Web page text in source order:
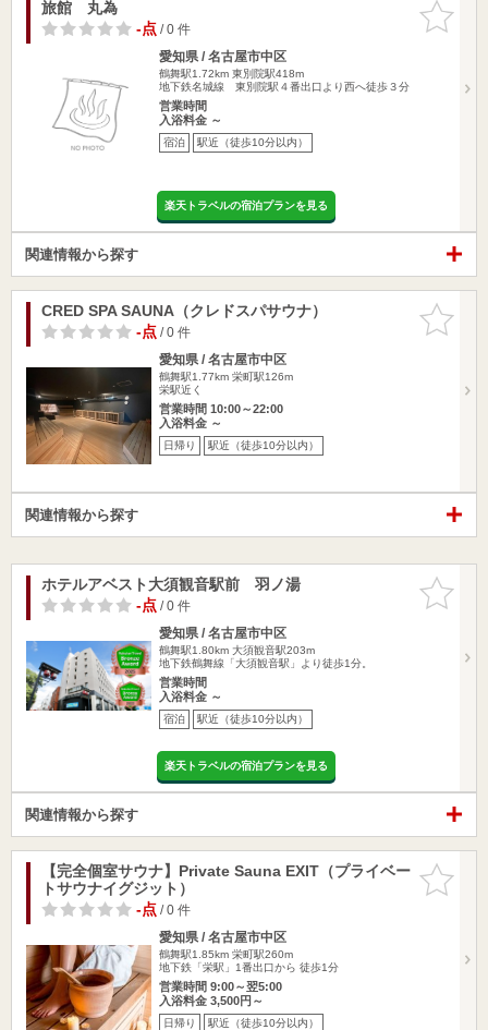
お気に入
りに追加
旅館 丸為
-点/ 0 件
愛知県 / 名古屋市中区
鶴舞駅1.72km 東別院駅418m
地下鉄名城線 東別院駅４番出口より西へ徒歩３分
営業時間
入浴料金 ～
宿泊 駅近（徒歩10分以内）
楽天トラベルの宿泊プランを見る
関連情報から探す
お気に入
りに追加
CRED SPA SAUNA（クレドスパサウナ）
-点/ 0 件
愛知県 / 名古屋市中区
鶴舞駅1.77km 栄町駅126m
栄駅近く
営業時間 10:00～22:00
入浴料金 ～
日帰り 駅近（徒歩10分以内）
関連情報から探す
お気に入
りに追加
ホテルアベスト大須観音駅前 羽ノ湯
-点/ 0 件
愛知県 / 名古屋市中区
鶴舞駅1.80km 大須観音駅203m
地下鉄鶴舞線「大須観音駅」より徒歩1分。
営業時間
入浴料金 ～
宿泊 駅近（徒歩10分以内）
楽天トラベルの宿泊プランを見る
関連情報から探す
お気に入
りに追加
【完全個室サウナ】Private Sauna EXIT（プライベー
トサウナイグジット）
-点/ 0 件
愛知県 / 名古屋市中区
鶴舞駅1.85km 栄町駅260m
地下鉄「栄駅」1番出口から 徒歩1分
営業時間 9:00～翌5:00
入浴料金 3,500円～
日帰り 駅近（徒歩10分以内）